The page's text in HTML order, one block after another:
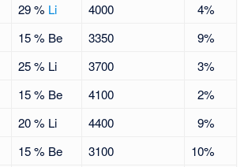
29 % Li 4000
4%
15 % Be 3350
9%
25 % Li 3700
3%
15 % Be 4100
2%
20 % Li 4400
9%
15 % Be 3100
10%